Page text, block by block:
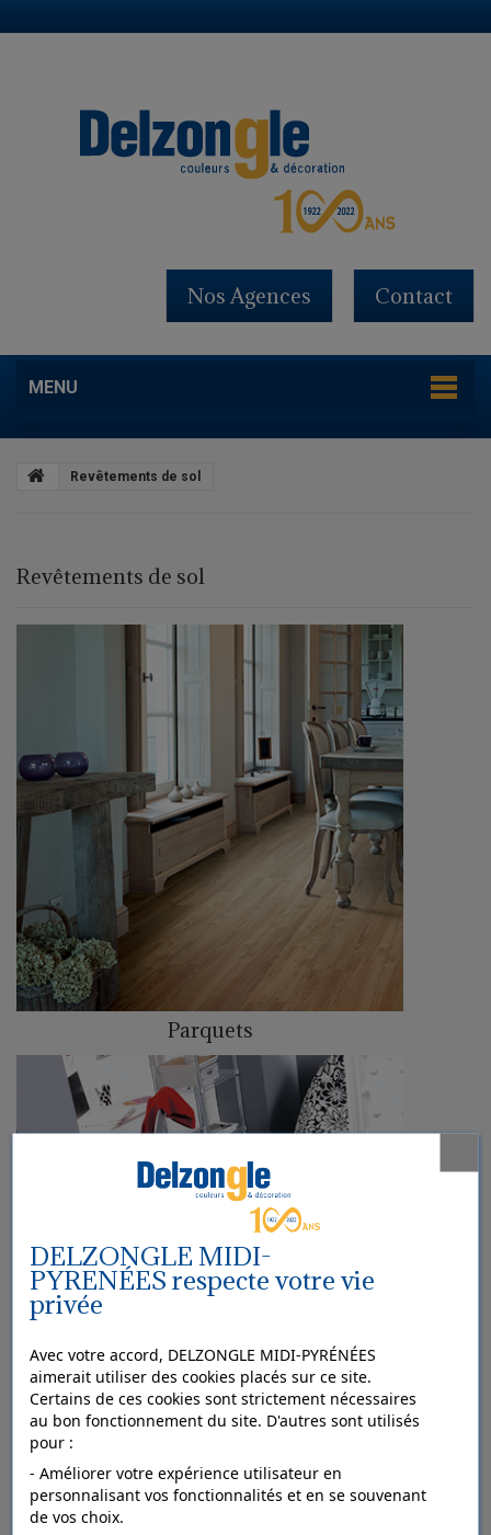
Contact
Nos Agences
MENU
Revêtements de sol
Revêtements de sol
Parquets
Sols textiles
DELZONGLE MIDI-
PYRENÉES respecte votre vie
privée
Avec votre accord, DELZONGLE MIDI-PYRÉNÉES
aimerait utiliser des cookies placés sur ce site.
Certains de ces cookies sont strictement nécessaires
au bon fonctionnement du site. D'autres sont utilisés
pour :
- Améliorer votre expérience utilisateur en
personnalisant vos fonctionnalités et en se souvenant
de vos choix.